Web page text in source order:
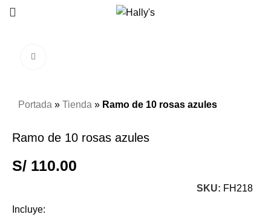
Portada »Tienda » Ramo de 10 rosas azules
Ramo de 10 rosas azules
S/ 110.00
SKU: FH218
Incluye: